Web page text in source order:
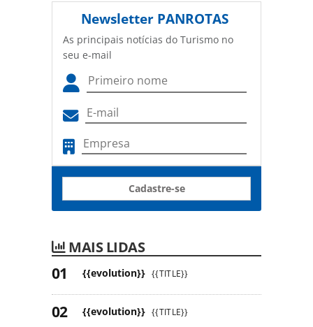
Newsletter PANROTAS
As principais notícias do Turismo no
seu e-mail
Cadastre-se
MAIS LIDAS
{{evolution}} {{TITLE}}
{{evolution}} {{TITLE}}